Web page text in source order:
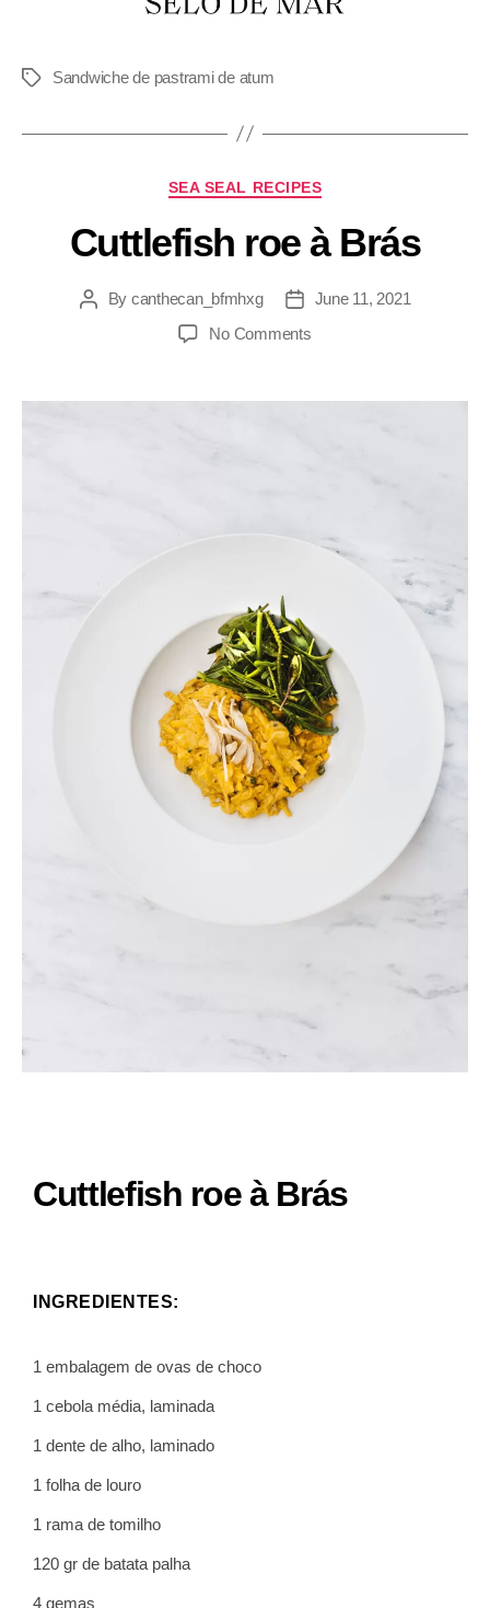
Sandwiche de pastrami de atum
SEA SEAL RECIPES
Cuttlefish roe à Brás
By canthecan_bfmhxg
June 11, 2021
No Comments
Cuttlefish roe à Brás
INGREDIENTES:
1 embalagem de ovas de choco
1 cebola média, laminada
1 dente de alho, laminado
1 folha de louro
1 rama de tomilho
120 gr de batata palha
4 gemas